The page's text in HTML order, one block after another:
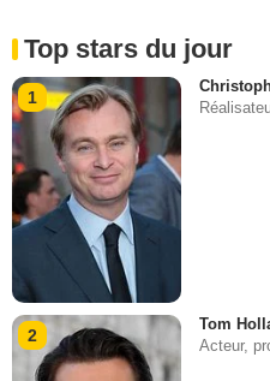
Top stars du jour
1
2
Tom
Acteur,